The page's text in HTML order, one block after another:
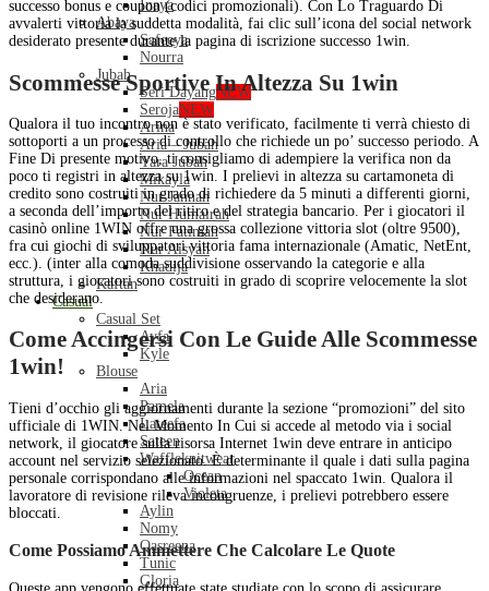
Inaya
Abaya
Safeeya
Nourra
Jubah
Seri DayangNEW
SerojaNEW
Arina
Aria – Jubah
Yara Jubah
Mikayla
Nur Jannah
Nur Humairah
Nur Fatimah
Nur Aisyah
Khadija
Kaftan
Casual
Casual Set
Ayfa
Kyle
Blouse
Aria
Pamela
Lateefa
Sateen
Waffleknitwear
Ocean
Violeta
Aylin
Nomy
Qasreena
Tunic
Gloria
successo bonus e coupon (codici promozionali). Con Lo Traguardo Di
avvalerti vittoria la suddetta modalità, fai clic sull’icona del social network
desiderato presente durante la pagina di iscrizione successo 1win.
Scommesse Sportive In Altezza Su 1win
Qualora il tuo incontro non è stato verificato, facilmente ti verrà chiesto di
sottoporti a un processo di controllo che richiede un po’ successo periodo. A
Fine Di presente motivo, ti consigliamo di adempiere la verifica non da
poco ti registri in altezza su 1win. I prelievi in altezza su cartamoneta di
credito sono costruiti in grado di richiedere da 5 minuti a differenti giorni,
a seconda dell’importo del ritiro e del strategia bancario. Per i giocatori il
casinò online 1WIN offre una grossa collezione vittoria slot (oltre 9500),
fra cui giochi di sviluppatori vittoria fama internazionale (Amatic, NetEnt,
ecc.). (inter alla comoda suddivisione osservando la categorie e alla
struttura, i giocatori sono costruiti in grado di scoprire velocemente la slot
che desiderano.
Come Accingersi Con Le Guide Alle Scommesse
1win!
Tieni d’occhio gli aggiornamenti durante la sezione “promozioni” del sito
ufficiale di 1WIN. Nel Momento In Cui si accede al metodo via i social
network, il giocatore sulla risorsa Internet 1win deve entrare in anticipo
account nel servizio selezionato. È determinante il quale i dati sulla pagina
personale corrispondano alle informazioni nel spaccato 1win. Qualora il
lavoratore di revisione rileva incongruenze, i prelievi potrebbero essere
bloccati.
Come Possiamo Ammettere Che Calcolare Le Quote